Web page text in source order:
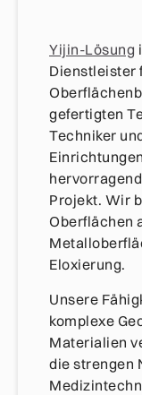
Yijin-Lösung
Dienstleister
gefertigten
Techniker
Projekt. Wir
Oberflächen
Eloxierung.
Unsere
komplexe
Materialien
die strengen